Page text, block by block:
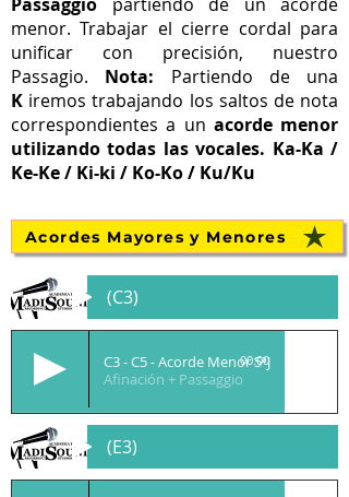
menor. Trabajar el cierre cordal para
unificar con precisión, nuestro
Passagio. Nota: Partiendo de una
K iremos trabajando los saltos de nota
correspondientes a un acorde menor
utilizando todas las vocales. Ka-Ka /
Ke-Ke / Ki-ki / Ko-Ko / Ku/Ku
Acordes Mayores y Menores
(C3)
C3 - C5 - Acorde Menor 5ªJ
Afinación + Passaggio
00:00
(E3)